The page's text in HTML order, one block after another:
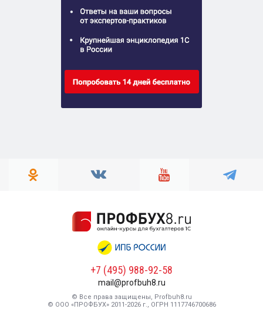
+7 (495) 988-92-58
mail@profbuh8.ru
© Все права защищены, Profbuh8.ru
© ООО «ПРОФБУХ» 2011-2026 г., ОГРН 1117746700686